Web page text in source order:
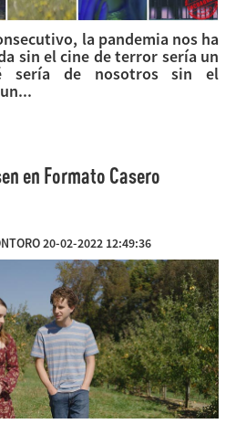
la pandemia nos ha
sin el cine de terror sería un
sería de nosotros sin el
en Formato Casero
20-02-2022 12:49:36